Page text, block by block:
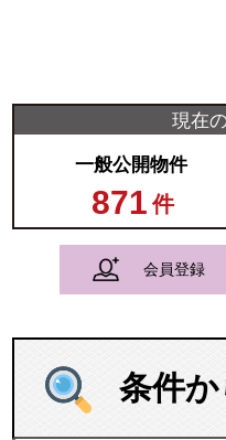
現在
一般公開物件
871 件
会員登録
条件